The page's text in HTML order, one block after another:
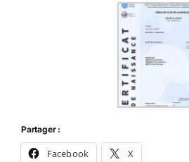
Partager :
Facebook X